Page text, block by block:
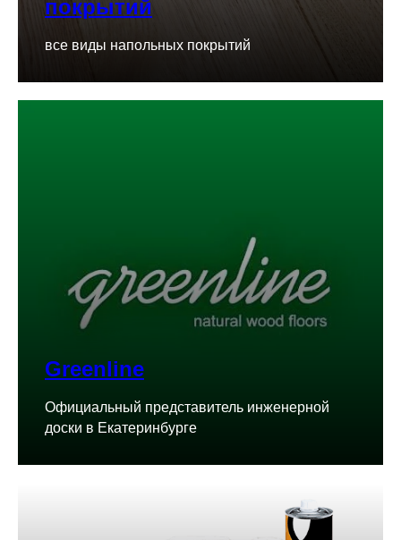
покрытий
все виды напольных покрытий
Greenline
Официальный представитель инженерной
доски в Екатеринбурге